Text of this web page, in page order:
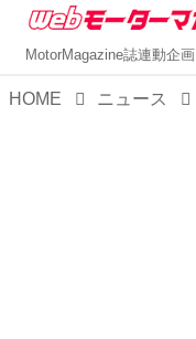
MotorMagazine誌連動企画
HOME ニュース